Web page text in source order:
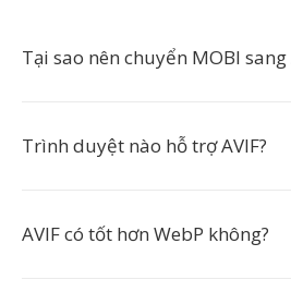
Tại sao nên chuyển MOBI sang
Trình duyệt nào hỗ trợ AVIF?
AVIF có tốt hơn WebP không?